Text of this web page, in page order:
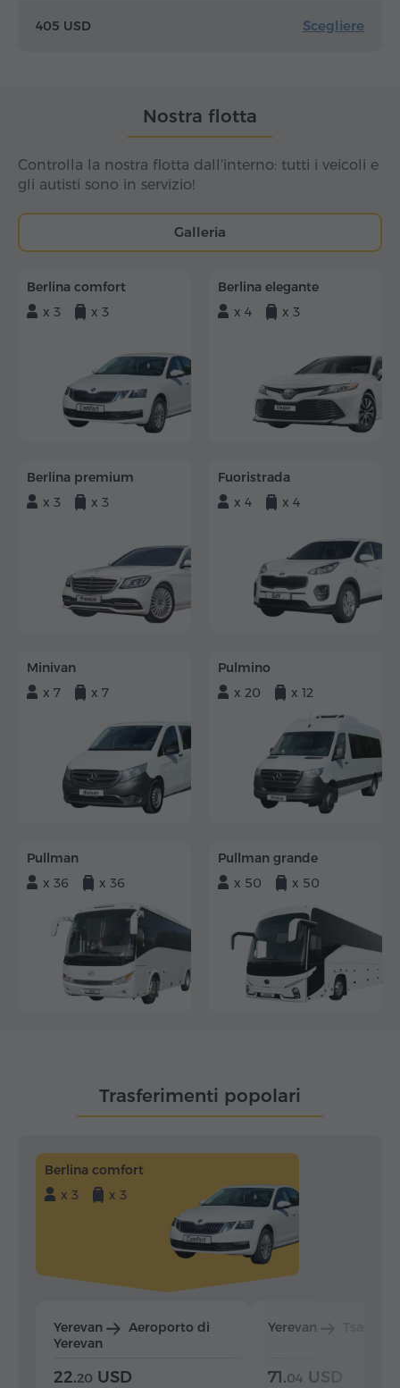
405 USD Scegliere
Nostra flotta
Controlla la nostra flotta dall'interno: tutti i veicoli e
gli autisti sono in servizio!
Galleria
Berlina comfort
x 3
x 3
Berlina elegante
x 4
x 3
Berlina premium
x 3
x 3
Fuoristrada
x 4
x 4
Minivan
x 7
x 7
Pulmino
x 20
x 12
Pullman
x 36
x 36
Pullman grande
x 50
x 50
Trasferimenti popolari
Berlina comfort
x 3
x 3
Yerevan
Aeroporto di
Yerevan
22.20 USD
Yerevan
71.04 USD